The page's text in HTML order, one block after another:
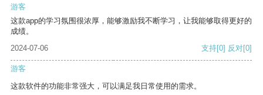
游客
这款app的学习氛围很浓厚，能够激励我不断学习，让我能够取得更好的
成绩。
2024-07-06
支持[0] 反对[0]
游客
这款软件的功能非常强大，可以满足我日常使用的需求。